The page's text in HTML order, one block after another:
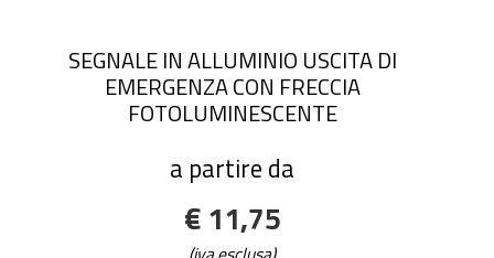
SEGNALE IN ALLUMINIO USCITA DI
EMERGENZA CON FRECCIA
FOTOLUMINESCENTE
a partire da
€ 11,75